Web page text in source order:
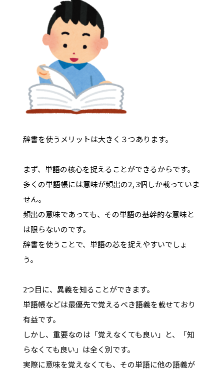
辞書を使うメリットは大きく３つあります。
まず、単語の核心を捉えることができるからです。
多くの単語帳には意味が頻出の2, 3個しか載っていま
せん。
頻出の意味であっても、その単語の基幹的な意味と
は限らないのです。
辞書を使うことで、単語の芯を捉えやすいでしょ
う。
2つ目に、異義を知ることができます。
単語帳などは最優先で覚えるべき語義を載せており
有益です。
しかし、重要なのは「覚えなくても良い」と、「知
らなくても良い」は全く別です。
実際に意味を覚えなくても、その単語に他の語義が